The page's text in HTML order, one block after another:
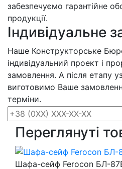
забезпечуємо гарантійне
продукції.
Індивідуальне
Наше Конструкторське
індивідуальний проект і
замовлення. А після етапу
виготовимо Ваше
терміни.
Переглянуті
Шафа-сейф Ferocon БЛ-